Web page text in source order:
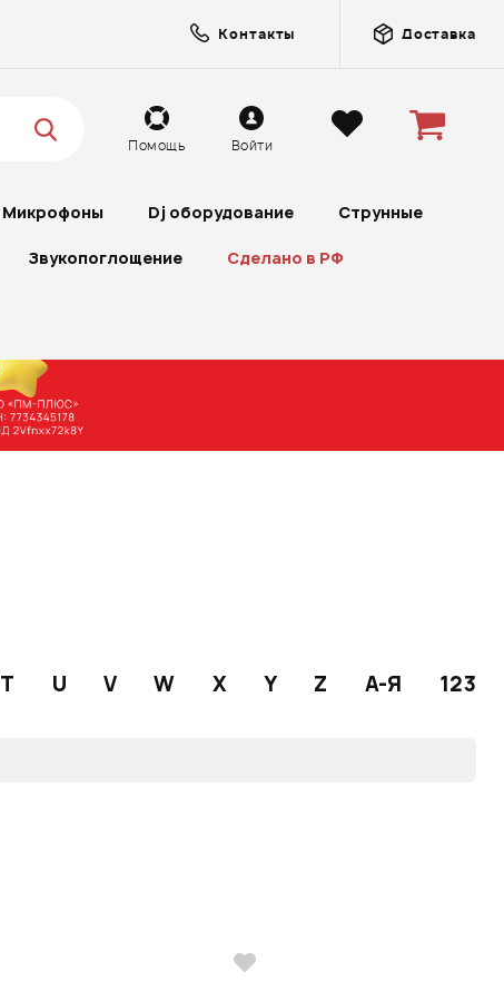
Контакты Доставка
Помощь Войти
Микрофоны Dj оборудование Струнные
Звукопоглощение Сделано в РФ
T U V W X Y Z А-Я 123